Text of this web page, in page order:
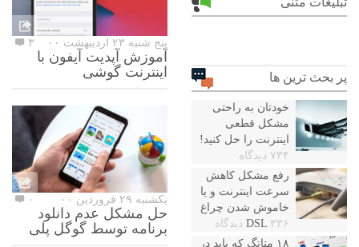
پر بحث ترین ها
خودتان به راحتی
مشکل قطعی
اینترنت را حل کنید!
۷۳۴ دیدگاه
رفع مشکل کاهش
سرعت اینترنت و یا
خاموش شدن چراغ
DSL ۳۳۶ دیدگاه
۱۸ متاتگ که باید در
پنج شنبه ۲۳ اردیبهشت ۰۰ ۳
آموزش آپدیت آیفون با
اینترنت گوشی
یکشنبه ۲۹ فروردین ۰۰ ۰
حل مشکل عدم دانلود
برنامه توسط گوگل پلی